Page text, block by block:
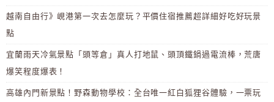
越南自由行》峴港第一次去怎麼玩？平價住宿推薦超詳細好吃好玩景
點
宜蘭雨天冷氣景點「頭等倉」真人打地鼠、頭頂鐵鍋過電流棒，荒唐
爆笑程度爆表！
高雄內門新景點！野森動物學校：全台唯一紅白狐狸谷體驗，一票玩